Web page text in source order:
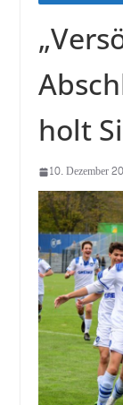
holt
10. Dezember